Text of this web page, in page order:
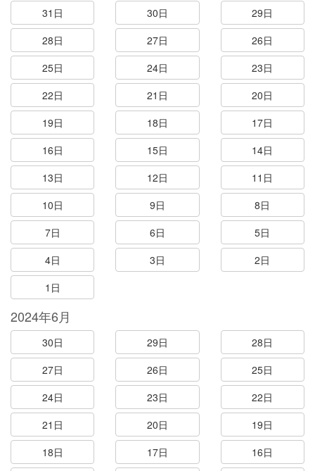
31日 30日
29日
28日
27日
26日
25日
24日
23日
22日
21日
20日
19日
18日
17日
16日
15日
14日
13日
12日
11日
10日
9日
8日
7日
6日
5日
4日
3日
2日
1日
2024年6月
30日 29日
28日
27日
26日
25日
24日
23日
22日
21日
20日
19日
18日
17日
16日